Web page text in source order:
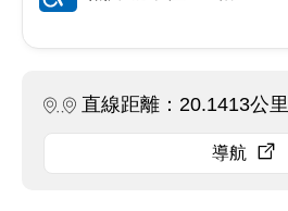
直線距離：20.1413公里
導航